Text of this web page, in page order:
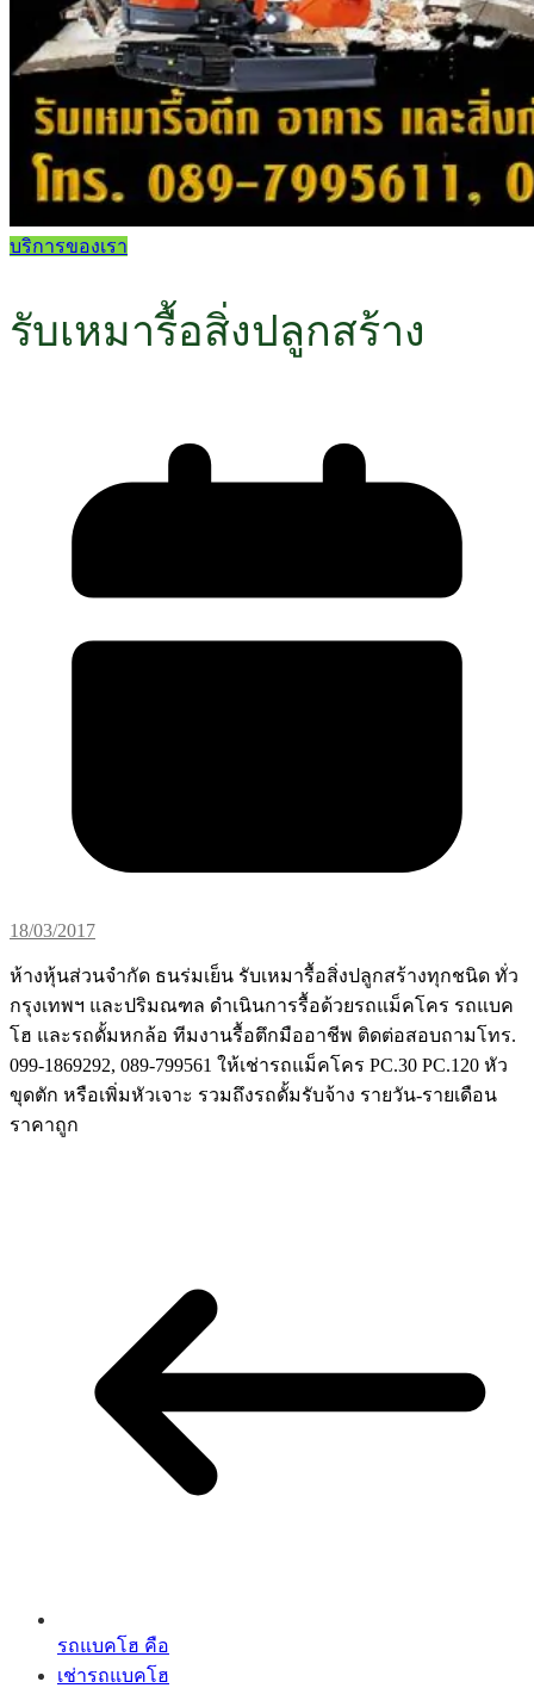
บริการของเรา
รับเหมารื้อสิ่งปลูกสร้าง
18/03/2017
ห้างหุ้นส่วนจำกัด ธนร่มเย็น รับเหมารื้อสิ่งปลูกสร้างทุกชนิด ทั่ว
กรุงเทพฯ และปริมณฑล ดำเนินการรื้อด้วยรถแม็คโคร รถแบค
โฮ และรถดั้มหกล้อ ทีมงานรื้อตึกมืออาชีพ ติดต่อสอบถามโทร.
099-1869292, 089-799561 ให้เช่ารถแม็คโคร PC.30 PC.120 หัว
ขุดตัก หรือเพิ่มหัวเจาะ รวมถึงรถดั้มรับจ้าง รายวัน-รายเดือน
ราคาถูก
รถแบคโฮ คือ
เช่ารถแบคโฮ